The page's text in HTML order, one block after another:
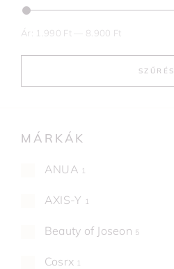
SZŰRÉS
Ár: 1.990 Ft 8.900 Ft
MÁRKÁK
ANUA 1
AXIS-Y 1
Beauty of Joseon 5
Cosrx 1